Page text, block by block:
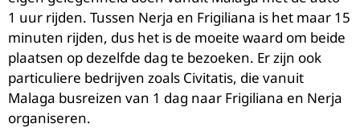
1 uur rijden. Tussen Nerja en Frigiliana is het maar 15
minuten rijden, dus het is de moeite waard om beide
plaatsen op dezelfde dag te bezoeken. Er zijn ook
particuliere bedrijven zoals Civitatis, die vanuit
Malaga busreizen van 1 dag naar Frigiliana en Nerja
organiseren.